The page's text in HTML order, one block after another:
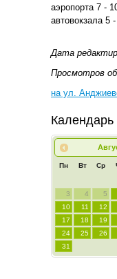
аэропорта 7 -
автовокзала 5
Дата
Просмотров
на ул.
Календарь
Пн Вт Ср
3
4 5
10
11 12
17
18 19
24
25 26
31